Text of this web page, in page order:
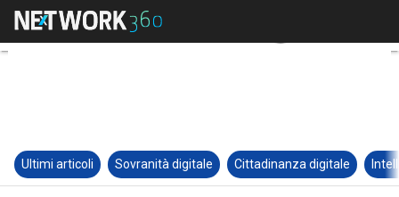
Ultimi articoli Sovranità digitale Cittadinanza digitale